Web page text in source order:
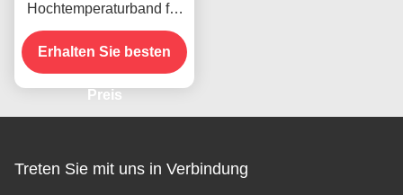
Hochtemperaturband für
das vorhandene Produkt
Erhalten Sie besten
Preis
Treten Sie mit uns in Verbindung